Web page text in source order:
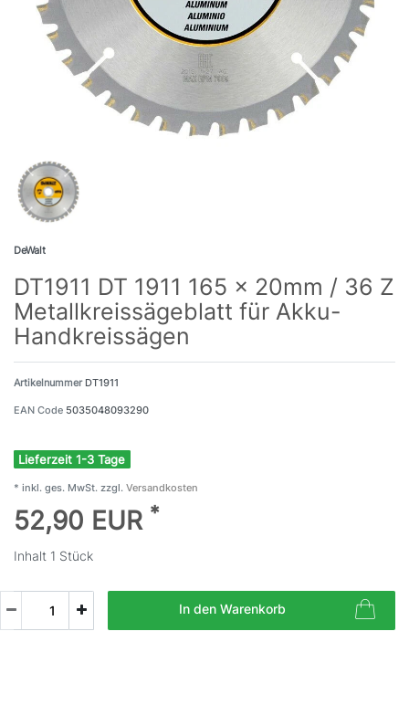
DeWalt
DT1911 DT 1911 165 x 20mm / 36 Z
Metallkreissägeblatt für Akku-
Handkreissägen
Artikelnummer DT1911
EAN Code 5035048093290
Lieferzeit 1-3 Tage
* inkl. ges. MwSt. zzgl. Versandkosten
52,90 EUR *
Inhalt 1 Stück
In den Warenkorb